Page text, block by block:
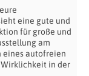
eine gute und
für große und
am
eines autofreien
in der